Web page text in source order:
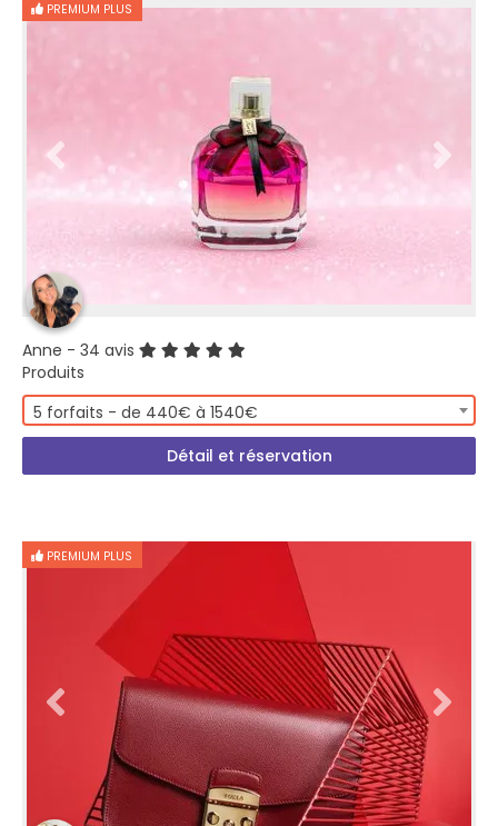
PREMIUM PLUS
Anne - 34 avis
Produits
5 forfaits - de 440€ à 1540€
Détail et réservation
PREMIUM PLUS